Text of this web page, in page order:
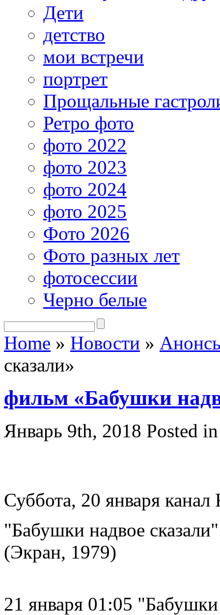
Дети
детство
мои встречи
портрет
Прощальные
Ретро фото
фото 2022
фото 2023
фото 2024
фото 2025
Фото 2026
Фото разных лет
фотосессии
Черно белые
Home » Новости »
сказали»
фильм «Бабушки
Январь 9th, 2018 Posted
Суббота, 20 января
"Бабушки надвое
(Экран, 1979)
21 января 01:05